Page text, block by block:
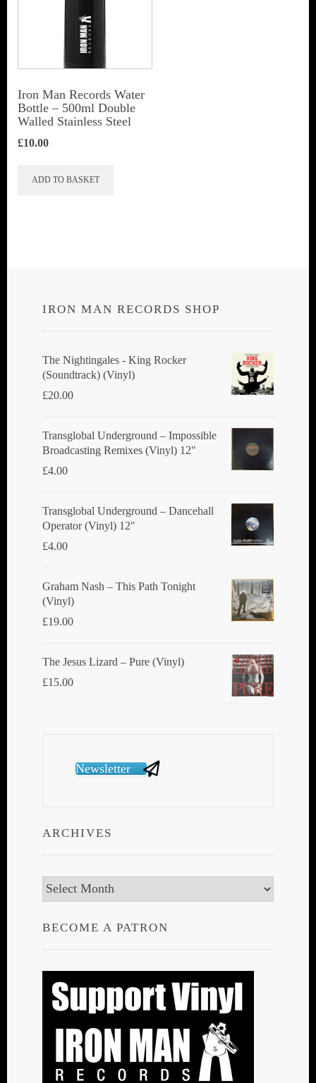
Iron Man Records Water
Bottle – 500ml Double
Walled Stainless Steel
£10.00
ADD TO BASKET
IRON MAN RECORDS SHOP
The Nightingales - King Rocker
(Soundtrack) (Vinyl)
£20.00
Transglobal Underground ‎– Impossible
Broadcasting Remixes (Vinyl) 12"
£4.00
Transglobal Underground ‎– Dancehall
Operator (Vinyl) 12"
£4.00
Graham Nash ‎– This Path Tonight
(Vinyl)
£19.00
The Jesus Lizard ‎– Pure (Vinyl)
£15.00
Newsletter
ARCHIVES
Archives
BECOME A PATRON